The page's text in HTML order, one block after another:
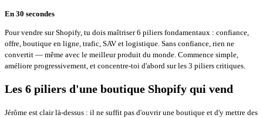
En 30 secondes
Pour vendre sur Shopify, tu dois maîtriser 6 piliers fondamentaux : confiance,
offre, boutique en ligne, trafic, SAV et logistique. Sans confiance, rien ne
convertit — même avec le meilleur produit du monde. Commence simple,
améliore progressivement, et concentre-toi d'abord sur les 3 piliers critiques.
Les 6 piliers d'une boutique Shopify qui vend
Jérôme est clair là-dessus : il ne suffit pas d'ouvrir une boutique et d'y mettre des